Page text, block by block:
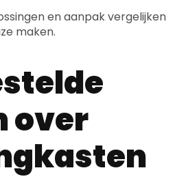
en aanpak vergelijken
maken.
over